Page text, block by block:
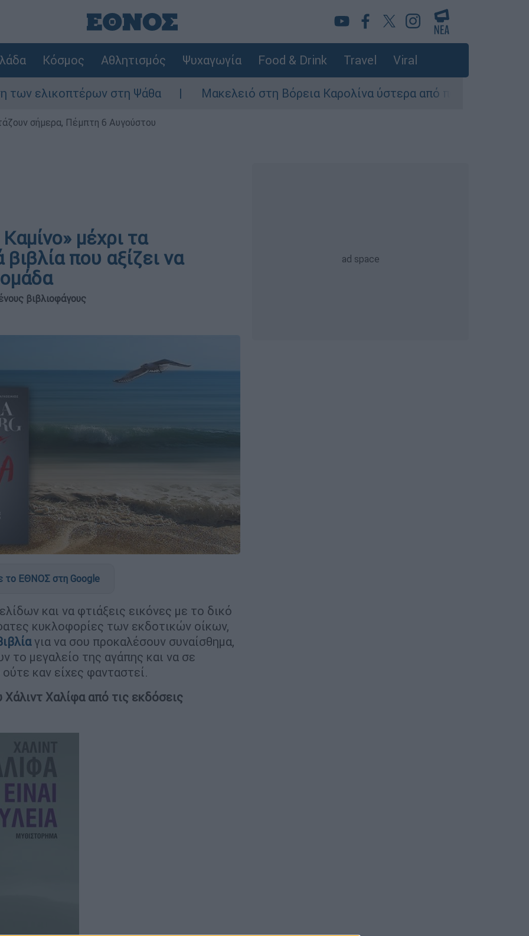
Κόσμος Αθλητισμός Ψυχαγωγία Food & Drink Travel Viral
στη Ψάθα Μακελειό στη Βόρεια Καρολίνα ύστερα από πυροβολισμούς: Νεκροί και
σήμερα, Πέμπτη 6 Αυγούστου
μέχρι τα
που αξίζει να
βιβλιοφάγους
το ΕΘΝΟΣ στη Google
και να φτιάξεις εικόνες με το δικό
κυκλοφορίες των εκδοτικών οίκων,
για να σου προκαλέσουν συναίσθημα,
το μεγαλείο της αγάπης και να σε
καν είχες φανταστεί.
Χάλιντ Χαλίφα από τις εκδόσεις